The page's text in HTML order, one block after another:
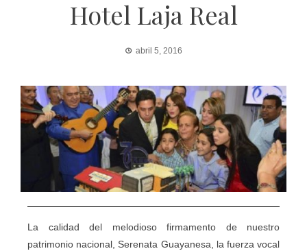
Hotel Laja Real
abril 5, 2016
La calidad del melodioso firmamento de nuestro
patrimonio nacional, Serenata Guayanesa, la fuerza vocal